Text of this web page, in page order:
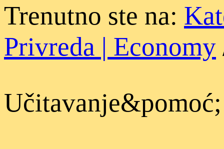
Trenutno ste na:
Privreda | Economy
Učitavanje&pomoć;